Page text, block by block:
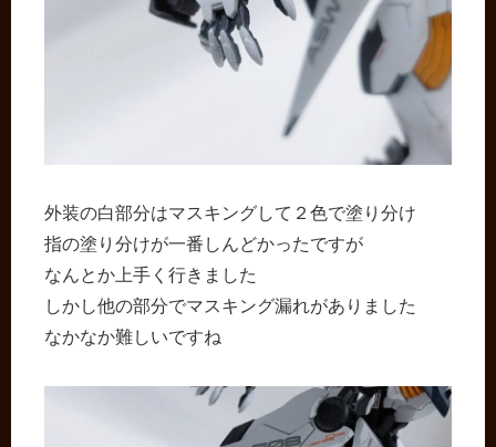
外装の白部分はマスキングして２色で塗り分け
指の塗り分けが一番しんどかったですが
なんとか上手く行きました
しかし他の部分でマスキング漏れがありました
なかなか難しいですね